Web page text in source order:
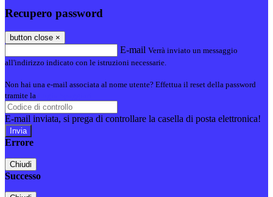
Recupero password
button close ×
E-mail Verrà inviato un messaggio
all'indirizzo indicato con le istruzioni necessarie.
Non hai una e-mail associata al nome utente? Effettua il reset della password
tramite la
E-mail inviata, si prega di controllare la casella di posta elettronica!
Errore
Chiudi
Successo